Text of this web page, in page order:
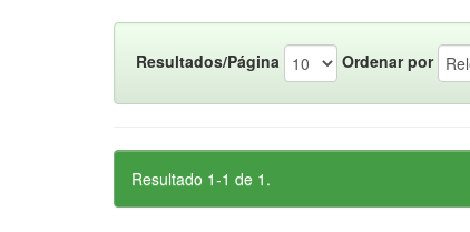
Resultados/Página Ordenar por
Resultado 1-1 de 1.